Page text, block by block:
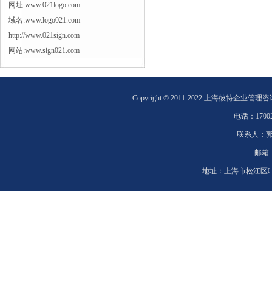
网址:www.021logo.com
域名:www.logo021.com
http://www.021sign.com
网站:www.sign021.com
Copyright © 2011-2022 上海彼特企业管理
电话：
联系人：
邮箱
地址： 上海市松江区